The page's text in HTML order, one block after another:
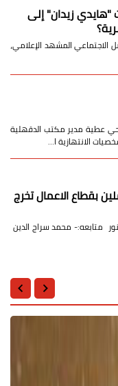
"هايدي زيدان" إلى
المشهد الإعلامي،
عطية مدير مكتب الدقهلية
الانتهازية ا…
بقطاع الاعمال تخرج
متابعه:- محمد سراج الدين